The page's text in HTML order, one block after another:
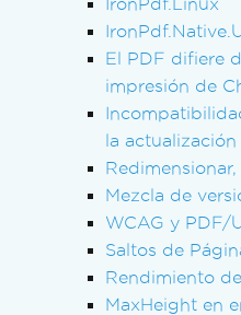
IronPdf.Linux
El PDF difiere
impresión de
la
Mezcla de
WCAG y PDF/
Saltos de
Rendimiento
MaxHeight en